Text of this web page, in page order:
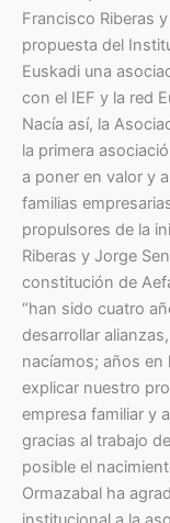
Francisco Riberas
propuesta del
Euskadi una
con el IEF y la red
Nacía así, la
la primera
a poner en valor y
familias
propulsores de la
Riberas y Jorge
constitución de
“han sido cuatro
desarrollar
nacíamos; años
explicar nuestro
empresa familiar y
gracias al trabajo
posible el
Ormazabal ha